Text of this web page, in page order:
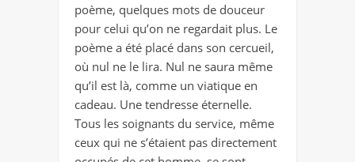
poème, quelques mots de douceur
pour celui qu’on ne regardait plus. Le
poème a été placé dans son cercueil,
où nul ne le lira. Nul ne saura même
qu’il est là, comme un viatique en
cadeau. Une tendresse éternelle.
Tous les soignants du service, même
ceux qui ne s’étaient pas directement